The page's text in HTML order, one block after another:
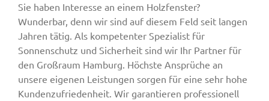
Fenster & Türen
Tore
Smart Home
Sie haben Interesse an einem Holzfenster?
Wunderbar, denn wir sind auf diesem Feld seit langen
Jahren tätig. Als kompetenter Spezialist für
Sonnenschutz und Sicherheit sind wir Ihr Partner für
den Großraum Hamburg. Höchste Ansprüche an
unsere eigenen Leistungen sorgen für eine sehr hohe
Kundenzufriedenheit. Wir garantieren professionell